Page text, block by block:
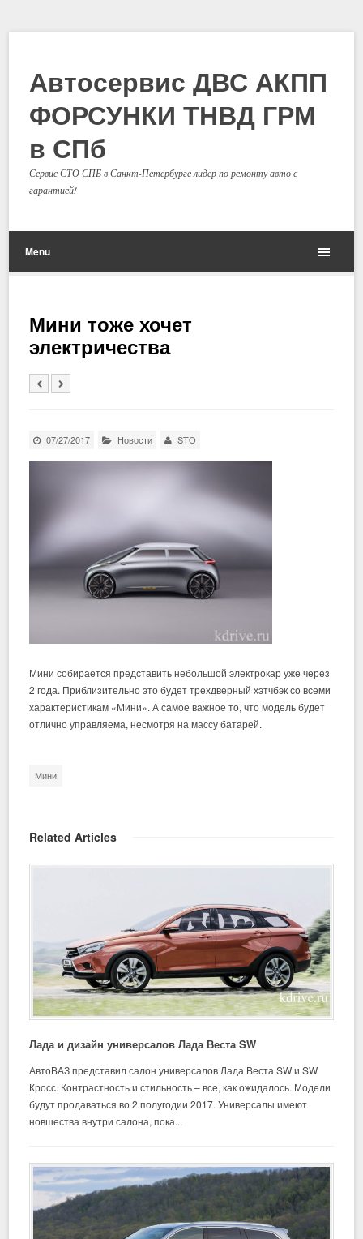
Автосервис ДВС АКПП
ФОРСУНКИ ТНВД ГРМ
в СПб
Сервис СТО СПБ в Санкт-Петербурге лидер по ремонту авто с
гарантией!
Menu
Мини тоже хочет
электричества
07/27/2017 Новости STO
Мини собирается представить небольшой электрокар уже через
2 года. Приблизительно это будет трехдверный хэтчбэк со всеми
характеристикам «Мини». А самое важное то, что модель будет
отлично управляема, несмотря на массу батарей.
Мини
Related Articles
Лада и дизайн универсалов Лада Веста SW
АвтоВАЗ представил салон универсалов Лада Веста SW и SW
Кросс. Контрастность и стильность – все, как ожидалось. Модели
будут продаваться во 2 полугодии 2017. Универсалы имеют
новшества внутри салона, пока...